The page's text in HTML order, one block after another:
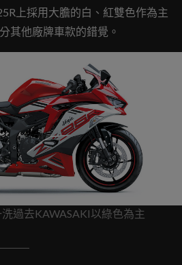
上採用大膽的白、紅雙色作為主
其他廠牌車款的錯覺。
過去KAWASAKI以綠色為主